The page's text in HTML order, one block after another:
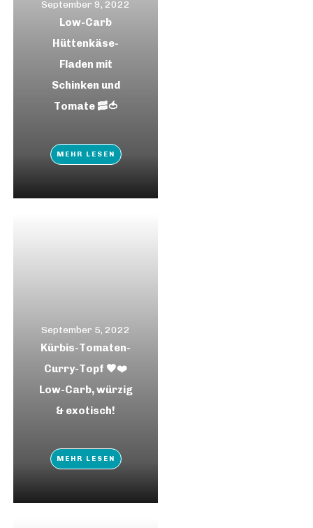
September 9, 2022
Low-Carb
Hüttenkäse-
Fladen mit
Schinken und
Tomate 🥓🍅
MEHR LESEN
September 5, 2022
Kürbis-Tomaten-
Curry-Topf 🧡❤️
Low-Carb, würzig
& exotisch!
MEHR LESEN